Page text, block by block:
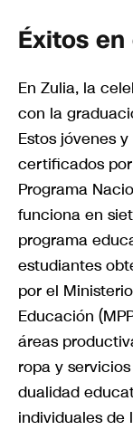
Éxitos en
En Zulia, la
con la
Estos jóvenes
certificados
Programa
funciona en
programa
estudiantes
por el
Educación
áreas
ropa y
dualidad
individuales de